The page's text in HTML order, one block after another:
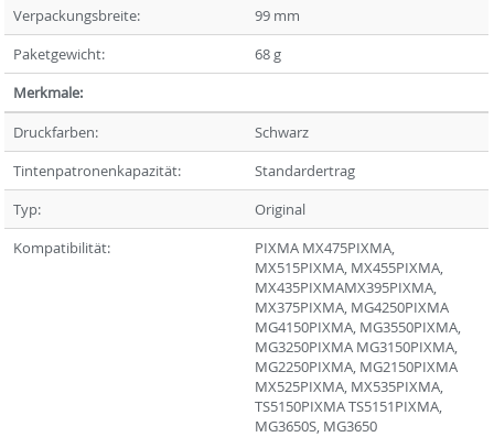
Verpackungsbreite:
99 mm
Paketgewicht:
68 g
Merkmale:
Druckfarben:
Schwarz
Tintenpatronenkapazität:
Standardertrag
Typ:
Original
Kompatibilität:
PIXMA MX475PIXMA,
MX515PIXMA, MX455PIXMA,
MX435PIXMAMX395PIXMA,
MX375PIXMA, MG4250PIXMA
MG4150PIXMA, MG3550PIXMA,
MG3250PIXMA MG3150PIXMA,
MG2250PIXMA, MG2150PIXMA
MX525PIXMA, MX535PIXMA,
TS5150PIXMA TS5151PIXMA,
MG3650S, MG3650